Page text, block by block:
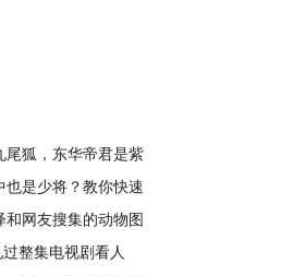
尾狐，东华帝君是紫
也是少将？教你快速
网友搜集的动物图
整集电视剧看人